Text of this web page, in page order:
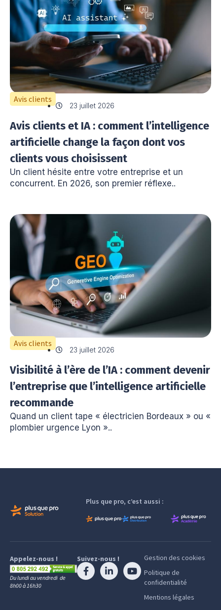
Avis clients
23 juillet 2026
Avis clients et IA : comment l’intelligence
artificielle change la façon dont vos
clients vous choisissent
Un client hésite entre votre entreprise et un
concurrent. En 2026, son premier réflexe..
Avis clients
23 juillet 2026
Visibilité à l’ère de l’IA : comment devenir
l’entreprise que l’intelligence artificielle
recommande
Quand un client tape « électricien Bordeaux » ou «
plombier urgence Lyon »..
Plus que pro, c’est aussi :
Appelez-nous !
Du lundi au vendredi de
8h00 à 16h30
Suivez-nous !
Gestion des cookies
Politique de
confidentialité
Mentions légales